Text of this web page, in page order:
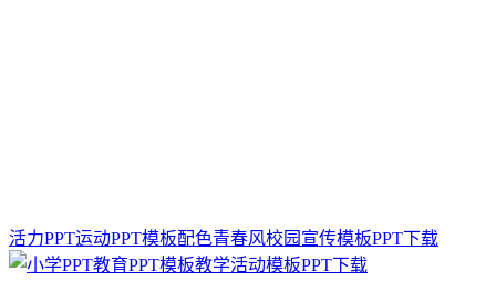
活力PPT运动PPT模板配色青春风校园宣传模板PPT下载